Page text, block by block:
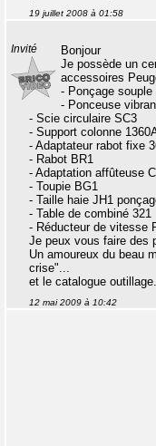
19 juillet 2008 à 01:58
Invité
Bonjour
Je possède un
accessoires
- Ponçage souple
- Ponceuse
- Scie circulaire SC3
- Support colonne
- Adaptateur rabot fixe
- Rabot BR1
- Adaptation affûteuse
- Toupie BG1
- Taille haie JH1
- Table de combiné 321
- Réducteur de vitesse
Je peux vous faire des
Un amoureux du beau
crise"...
et le catalogue
12 mai 2009 à 10:42